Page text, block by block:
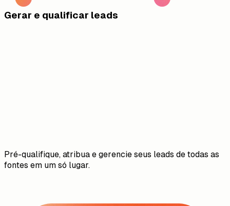
Gerar e qualificar leads
Pré-qualifique, atribua e gerencie seus leads de todas as
fontes em um só lugar.